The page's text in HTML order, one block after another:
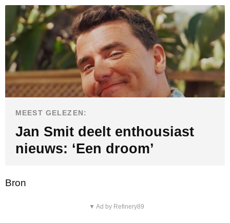
MEEST GELEZEN:
Jan Smit deelt enthousiast
nieuws: ‘Een droom’
Bron
▼ Ad by Refinery89